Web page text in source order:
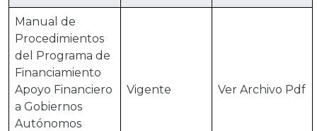
Manual de
Procedimientos
del Programa de
Financiamiento
Apoyo Financiero
a Gobiernos
Autónomos
Vigente Ver Archivo Pdf